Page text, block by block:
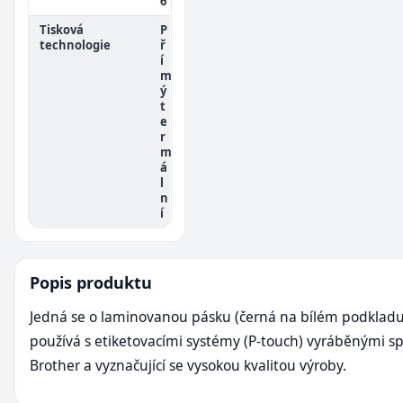
Tisková
technologie
P
ř
í
m
ý
t
e
r
m
á
l
n
í
Popis produktu
Jedná se o laminovanou pásku (černá na bílém
používá s etiketovacími systémy (P-touch) vyráběnými
Brother a vyznačující se vysokou kvalitou výroby.